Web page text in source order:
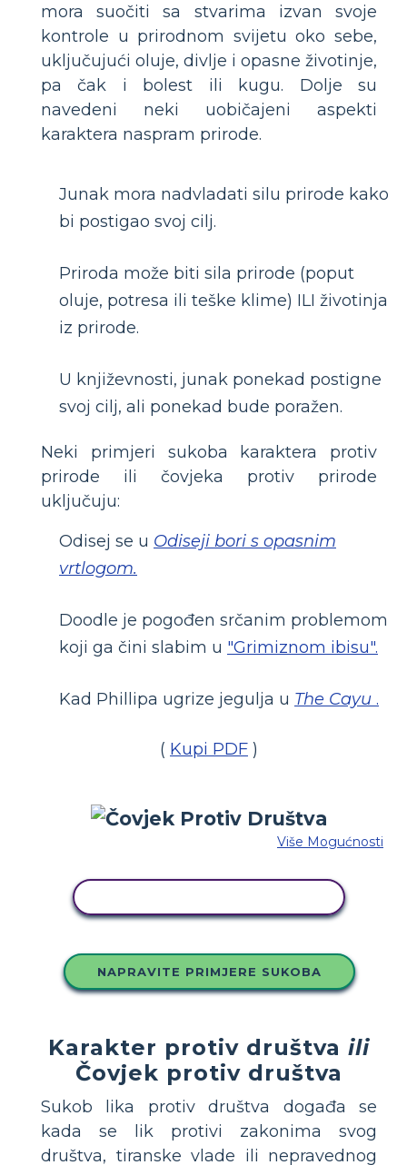
mora suočiti sa stvarima izvan svoje
kontrole u prirodnom svijetu oko sebe,
uključujući oluje, divlje i opasne životinje,
pa čak i bolest ili kugu. Dolje su
navedeni neki uobičajeni aspekti
karaktera naspram prirode.
Junak mora nadvladati silu prirode kako
bi postigao svoj cilj.
Priroda može biti sila prirode (poput
oluje, potresa ili teške klime) ILI životinja
iz prirode.
U književnosti, junak ponekad postigne
svoj cilj, ali ponekad bude poražen.
Neki primjeri sukoba karaktera protiv
prirode ili čovjeka protiv prirode
uključuju:
Odisej se u Odiseji bori s opasnim
vrtlogom.
Doodle je pogođen srčanim problemom
koji ga čini slabim u "Grimiznom ibisu".
Kad Phillipa ugrize jegulja u The Cayu .
( Kupi PDF )
Više Mogućnosti
NAPRAVITE PRIMJERE SUKOBA
Karakter protiv društva ili
Čovjek protiv društva
Sukob lika protiv društva događa se
kada se lik protivi zakonima svog
društva, tiranske vlade ili nepravednog